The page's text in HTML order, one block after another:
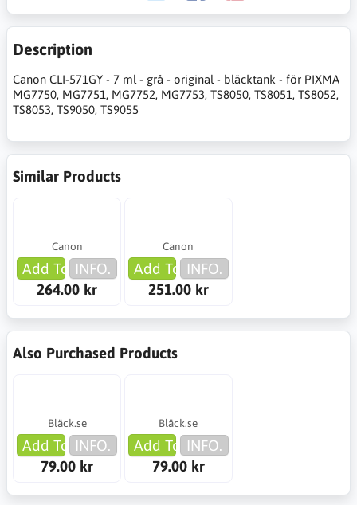
Description
Canon CLI-571GY - 7 ml - grå - original - bläcktank - för PIXMA
MG7750, MG7751, MG7752, MG7753, TS8050, TS8051, TS8052,
TS8053, TS9050, TS9055
Similar Products
Canon
Add To Cart
INFO.
264.00 kr
Canon
Add To Cart
INFO.
251.00 kr
Also Purchased Products
Bläck.se
Add To Cart
INFO.
79.00 kr
Bläck.se
Add To Cart
INFO.
79.00 kr